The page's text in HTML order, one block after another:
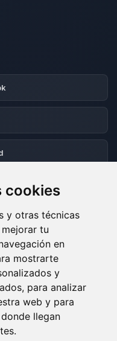
cookies
y otras técnicas
tu
en
mostrarte
y
para analizar
web y para
llegan
ACEPTADOS